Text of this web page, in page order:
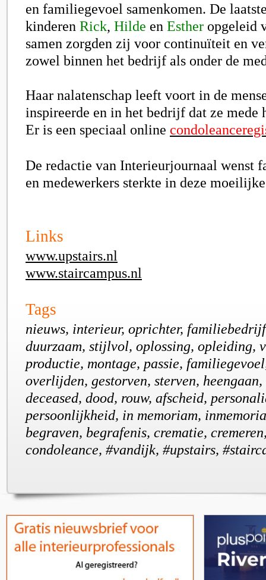
en familiegevoel samenkomen. De
kinderen Rick, Hilde en Esther opgeleid
samen zorgden zij voor continuïteit en
zowel binnen het bedrijf als onder de
Haar nalatenschap leeft voort in de
inspireerde en in het bedrijf dat ze mede
Er is een speciaal online
De redactie van Interieurjournaal wenst
en medewerkers sterkte in deze
Links
www.upstairs.nl
www.staircampus.nl
Tags
nieuws, interieur, oprichter,
duurzaam, stijlvol, oplossing, opleiding,
productie, montage, passie,
overlijden, gestorven, sterven, heengaan,
deceased, dood, rouw, afscheid,
persoonlijkheid, in memoriam,
begraven, begrafenis, crematie,
condoleance, #vandijk, #upstairs,